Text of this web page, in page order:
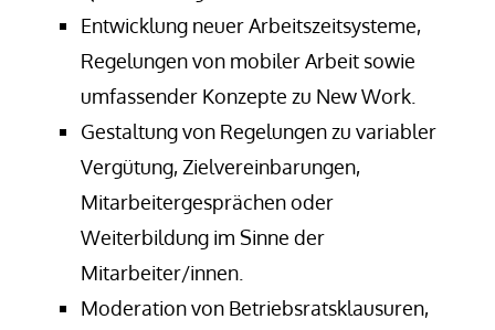
Entwicklung neuer Arbeitszeitsysteme,
Regelungen von mobiler Arbeit sowie
umfassender Konzepte zu New Work.
Gestaltung von Regelungen zu variabler
Vergütung, Zielvereinbarungen,
Mitarbeitergesprächen oder
Weiterbildung im Sinne der
Mitarbeiter/innen.
Moderation von Betriebsratsklausuren,